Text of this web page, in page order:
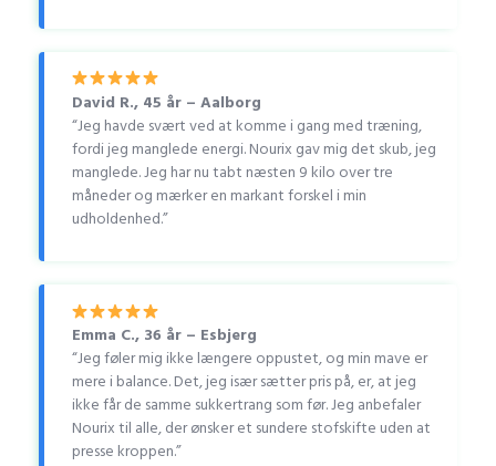
David R., 45 år – Aalborg
“Jeg havde svært ved at komme i gang med træning,
fordi jeg manglede energi. Nourix gav mig det skub, jeg
manglede. Jeg har nu tabt næsten 9 kilo over tre
måneder og mærker en markant forskel i min
udholdenhed.”
Emma C., 36 år – Esbjerg
“Jeg føler mig ikke længere oppustet, og min mave er
mere i balance. Det, jeg især sætter pris på, er, at jeg
ikke får de samme sukkertrang som før. Jeg anbefaler
Nourix til alle, der ønsker et sundere stofskifte uden at
presse kroppen.”